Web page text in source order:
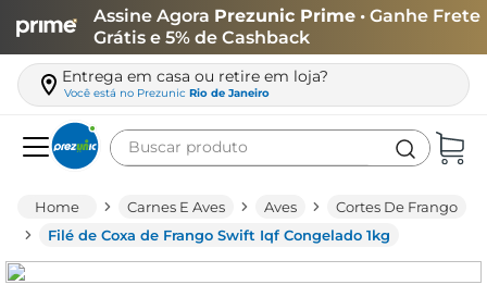
Assine Agora Prezunic Prime • Ganhe Frete
Grátis e 5% de Cashback
Entrega em casa ou retire em loja?
Você está no Prezunic Rio de Janeiro
Buscar produto
Carnes E Aves Aves
Cortes De Frango
Filé de Coxa de Frango Swift Iqf Congelado 1kg
leite